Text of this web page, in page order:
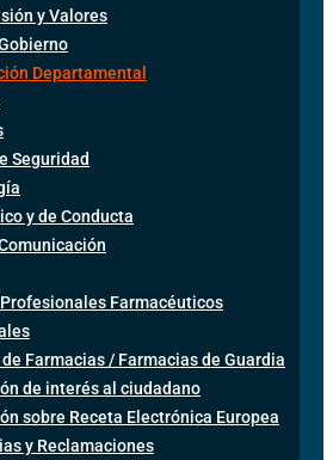
y Valores
Departamental
Seguridad
y de Conducta
Farmacéuticos
Farmacias / Farmacias de Guardia
de interés al ciudadano
sobre Receta Electrónica Europea
y Reclamaciones